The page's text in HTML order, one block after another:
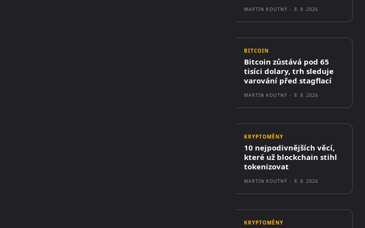
MARTIN KOUTNÝ - 8. 8. 2026
BITCOIN
Bitcoin zůstává pod 65
tisíci dolary, trh sleduje
varování před stagflací
MARTIN KOUTNÝ - 8. 8. 2026
KRYPTOMĚNY
10 nejpodivnějších věcí,
které už blockchain stihl
tokenizovat
MARTIN KOUTNÝ - 8. 8. 2026
KRYPTOMĚNY